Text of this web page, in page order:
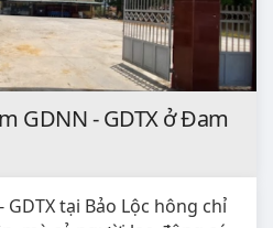
GDNN - GDTX ở Đam
tại Bảo Lộc hông chỉ